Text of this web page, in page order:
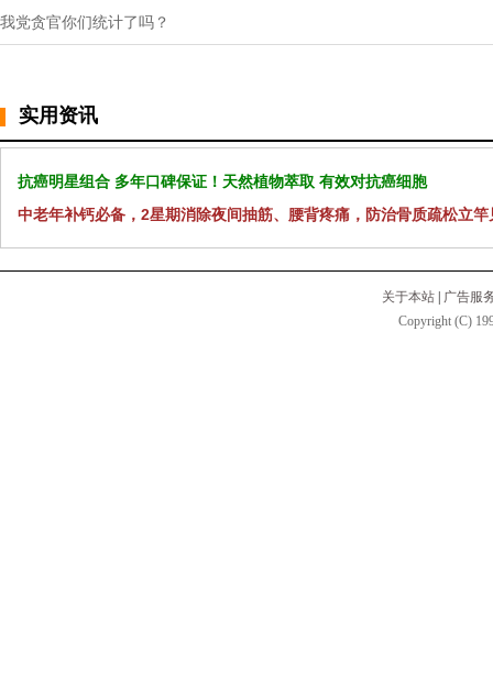
我党贪官你们统计了吗？
实用资讯
抗癌明星组合 多年口碑保证！天然植物萃取 有效对抗癌细胞
中老年补钙必备，2星期消除夜间抽筋、腰背疼痛，防治骨质疏松立竿
关于本站
广告服
Copyright (C)